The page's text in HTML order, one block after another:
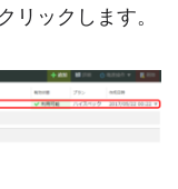
リックします。